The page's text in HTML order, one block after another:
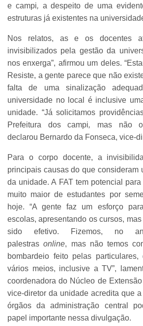
e campi, a despeito de uma
estruturas já existentes na
Nos relatos, as e os docentes
invisibilizados pela gestão da
nos enxerga”, afirmou um deles.
Resiste, a gente parece que não
falta de uma sinalização
universidade no local é inclusive
unidade. “Já solicitamos
Prefeitura dos campi, mas não
declarou Bernardo da Fonseca, vice-
Para o corpo docente, a
principais causas do que consideram
da unidade. A FAT tem potencial
muito maior de estudantes por
hoje. “A gente faz um esforço
escolas, apresentando os cursos,
sido efetivo. Fizemos, no
palestrasonline, mas não temos
bombardeio feito pelas
vários meios, inclusive a TV”,
coordenadora do Núcleo de
vice-diretor da unidade acredita que
órgãos da administração central
papel importante nessa divulgação.